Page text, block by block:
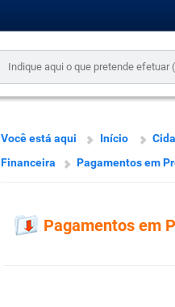
Você está aqui Início
Financeira
Pagamentos em
Pagamentos em